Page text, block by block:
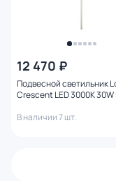
12 470 ₽
Подвесной светильник
Crescent LED 3000K
В наличии 7 шт.